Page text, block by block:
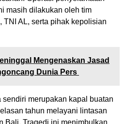
masih dilakukan oleh tim
TNI AL, serta pihak kepolisian
Mengenaskan Jasad
Dunia Pers
sendiri merupakan kapal buatan
tahun melayani lintasan
Bali. Tragedi ini menimbulkan